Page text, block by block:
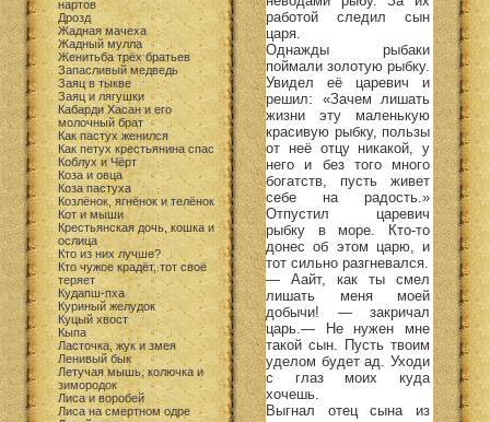
нартов
Дрозд
Жадная мачеха
Жадный мулла
Женитьба трёх братьев
Запасливый медведь
Заяц в тыкве
Заяц и лягушки
Кабарди Хасан и его
молочный брат
Как пастух женился
Как петух крестьянина спас
Коблух и Чёрт
Коза и овца
Коза пастуха
Козлёнок, ягнёнок и телёнок
Кот и мыши
Крестьянская дочь, кошка и
ослица
Кто из них лучше?
Кто чужое крадёт, тот своё
теряет
Кудапш-пха
Куриный желудок
Куцый хвост
Кыпа
Ласточка, жук и змея
Ленивый бык
Летучая мышь, колючка и
зимородок
Лиса и воробей
Лиса на смертном одре
работой следил сын
царя.
Однажды рыбаки
поймали золотую рыбку.
Увидел её царевич и
решил: «Зачем лишать
жизни эту маленькую
красивую рыбку, пользы
от неё отцу никакой, у
него и без того много
богатств, пусть живет
себе на радость.»
Отпустил царевич
рыбку в море. Кто-то
донес об этом царю, и
тот сильно разгневался.
— Аайт, как ты смел
лишать меня моей
добычи! — закричал
царь.— Не нужен мне
такой сын. Пусть твоим
уделом будет ад. Уходи
с глаз моих куда
хочешь.
Выгнал отец сына из